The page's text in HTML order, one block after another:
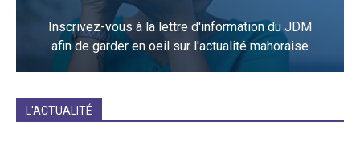
Inscrivez-vous à la lettre d'information du JDM
afin de garder en oeil sur l'actualité mahoraise
L'ACTUALITÉ